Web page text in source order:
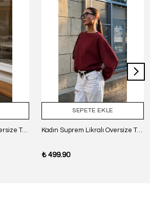
Kadın Suprem Likralı Oversize T-Shirt - SİYAH
SEPETE EKLE
Kadın Suprem Likralı Oversize T-Shirt - BORDO
₺ 499.90